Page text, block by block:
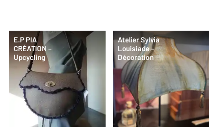
E.P PIA
CRÉATION –
Upcycling
Atelier Sylvia
Louisiade –
Décoration